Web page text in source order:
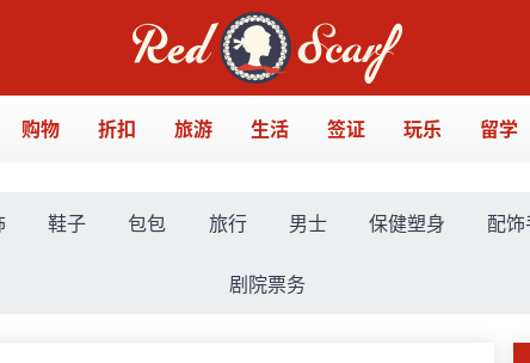
购物 折扣 旅游 生活 签证 玩乐 留学
鞋子 包包 旅行 男士 保健塑身 配
剧院票务